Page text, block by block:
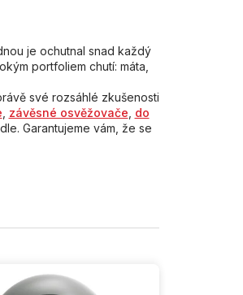
je ochutnal snad každý
portfoliem chutí: máta,
své rozsáhlé zkušenosti
závěsné osvěžovače do
Garantujeme vám, že se